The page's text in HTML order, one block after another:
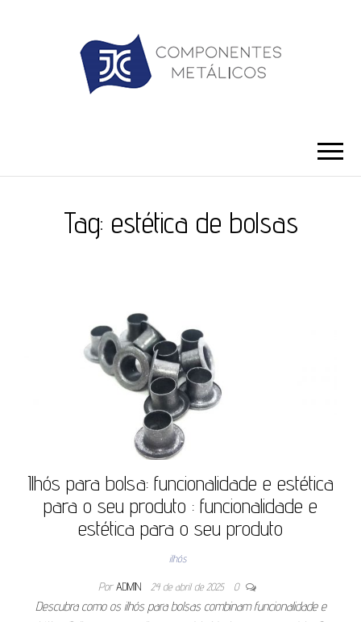
Tag: estética de bolsas
Ilhós para bolsa: funcionalidade e estética
para o seu produto : funcionalidade e
estética para o seu produto
ilhós
Por ADMIN 24 de abril de 2025 0
Descubra como os ilhós para bolsas combinam funcionalidade e